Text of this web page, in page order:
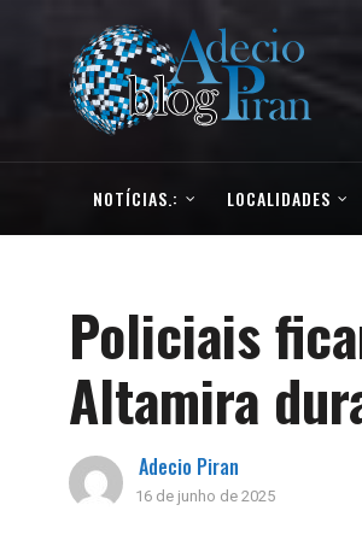
NOTÍCIAS.: LOCALIDADES
Policiais
Altamira
Adecio Piran
16 de junho de 2025